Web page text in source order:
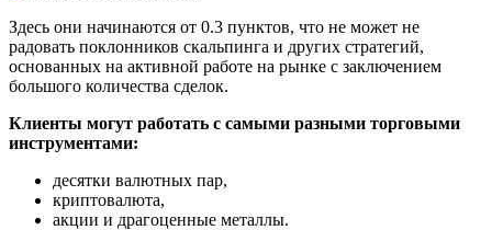
Здесь они начинаются от 0.3 пунктов, что не может не
радовать поклонников скальпинга и других стратегий,
основанных на активной работе на рынке с заключением
большого количества сделок.
Клиенты могут работать с самыми разными торговыми
инструментами:
десятки валютных пар,
криптовалюта,
акции и драгоценные металлы.